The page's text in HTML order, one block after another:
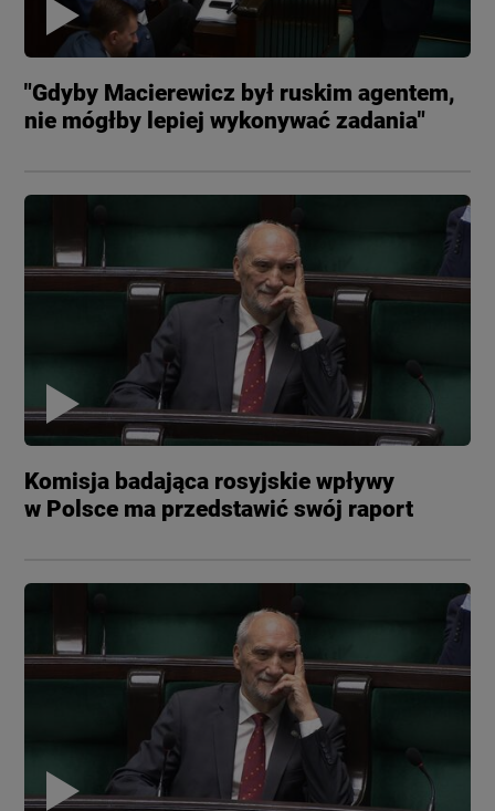
"Gdyby Macierewicz był ruskim agentem,
nie mógłby lepiej wykonywać zadania"
Komisja badająca rosyjskie wpływy
w Polsce ma przedstawić swój raport